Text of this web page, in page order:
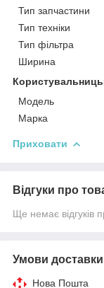
Тип запчастини
Тип техніки
Тип фільтра
Ширина
Мoдель
Марка
Приховати
Відгуки про
Ще немає відгуків
Умови доставки
Нова Пошта